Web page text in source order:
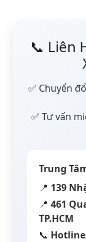
📞 Liên
✅ Chuyển
✅ Tư vấn
Trung
📍 139
📍 461
TP.HCM
📞